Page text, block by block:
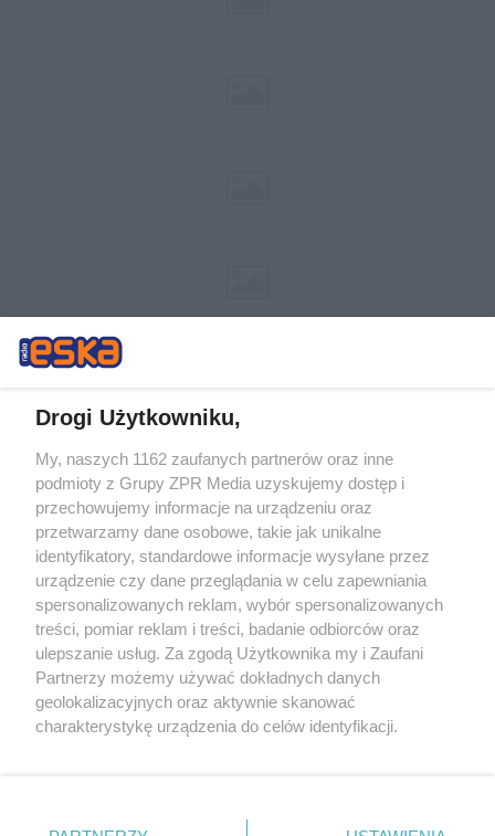
Żaden utwór zamieszczony w serwisie nie może być powielany i
rozpowszechniany lub dalej rozpowszechniany w jakikolwiek sposób (w
tym także elektroniczny lub mechaniczny) na jakimkolwiek polu
eksploatacji w jakiejkolwiek formie, włącznie z umieszczaniem w
Internecie bez pisemnej zgody właściciela praw. Jakiekolwiek użycie lub
wykorzystanie utworów w całości lub w części z naruszeniem prawa,
tzn. bez właściwej zgody, jest zabronione pod groźbą kary i może być
ścigane prawnie.
Drogi Użytkowniku,
My, naszych 1162 zaufanych partnerów oraz inne
podmioty z Grupy ZPR Media uzyskujemy dostęp i
przechowujemy informacje na urządzeniu oraz
przetwarzamy dane osobowe, takie jak unikalne
identyfikatory, standardowe informacje wysyłane przez
urządzenie czy dane przeglądania w celu zapewniania
spersonalizowanych reklam, wybór spersonalizowanych
treści, pomiar reklam i treści, badanie odbiorców oraz
ulepszanie usług. Za zgodą Użytkownika my i Zaufani
Partnerzy możemy używać dokładnych danych
geolokalizacyjnych oraz aktywnie skanować
charakterystykę urządzenia do celów identyfikacji.
zmienić/wycofać klikając przycisk ustawień prywatności